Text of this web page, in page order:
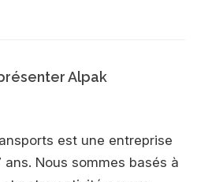
Alpak
est une entreprise
Nous sommes basés à